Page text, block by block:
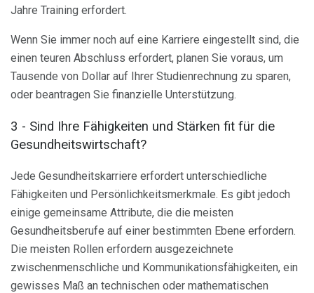
Jahre Training erfordert.
Wenn Sie immer noch auf eine Karriere eingestellt sind, die
einen teuren Abschluss erfordert, planen Sie voraus, um
Tausende von Dollar auf Ihrer Studienrechnung zu sparen,
oder beantragen Sie finanzielle Unterstützung.
3 - Sind Ihre Fähigkeiten und Stärken fit für die
Gesundheitswirtschaft?
Jede Gesundheitskarriere erfordert unterschiedliche
Fähigkeiten und Persönlichkeitsmerkmale. Es gibt jedoch
einige gemeinsame Attribute, die die meisten
Gesundheitsberufe auf einer bestimmten Ebene erfordern.
Die meisten Rollen erfordern ausgezeichnete
zwischenmenschliche und Kommunikationsfähigkeiten, ein
gewisses Maß an technischen oder mathematischen